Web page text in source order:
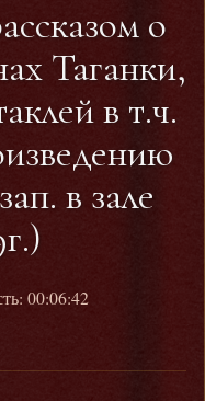
о
Таганки,
в т.ч.
в зале
00:06:42